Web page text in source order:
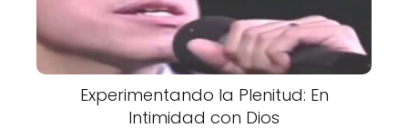
Experimentando la Plenitud: En
Intimidad con Dios